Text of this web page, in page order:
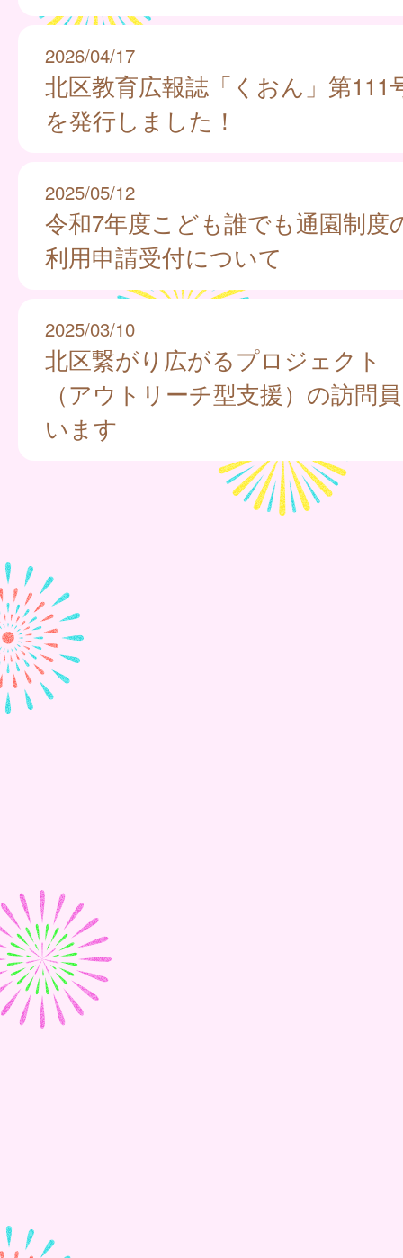
2026/04/17
北区教育広報誌「くおん」第111
を発行しました！
2025/05/12
令和7年度こども誰でも通園制度
利用申請受付について
2025/03/10
北区繋がり広がるプロジェクト
（アウトリーチ型支援）の訪問
います